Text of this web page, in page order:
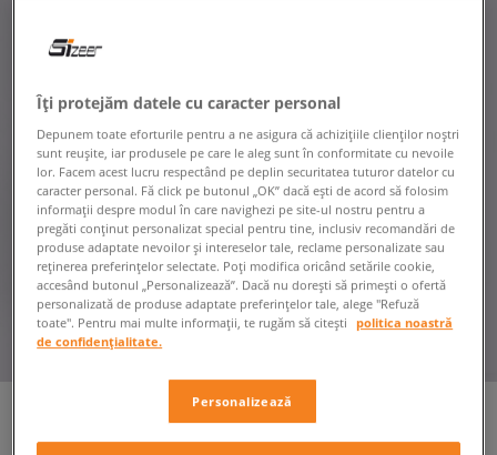
Îți protejăm datele cu caracter personal
Depunem toate eforturile pentru a ne asigura că achizițiile clienților noștri
sunt reușite, iar produsele pe care le aleg sunt în conformitate cu nevoile
lor. Facem acest lucru respectând pe deplin securitatea tuturor datelor cu
caracter personal. Fă click pe butonul „OK” dacă ești de acord să folosim
informații despre modul în care navighezi pe site-ul nostru pentru a
pregăti conținut personalizat special pentru tine, inclusiv recomandări de
produse adaptate nevoilor și intereselor tale, reclame personalizate sau
reținerea preferințelor selectate. Poți modifica oricând setările cookie,
accesând butonul „Personalizează”. Dacă nu dorești să primești o ofertă
personalizată de produse adaptate preferințelor tale, alege "Refuză
toate". Pentru mai multe informații, te rugăm să citești
politica noastră
de confidențialitate.
Personalizează